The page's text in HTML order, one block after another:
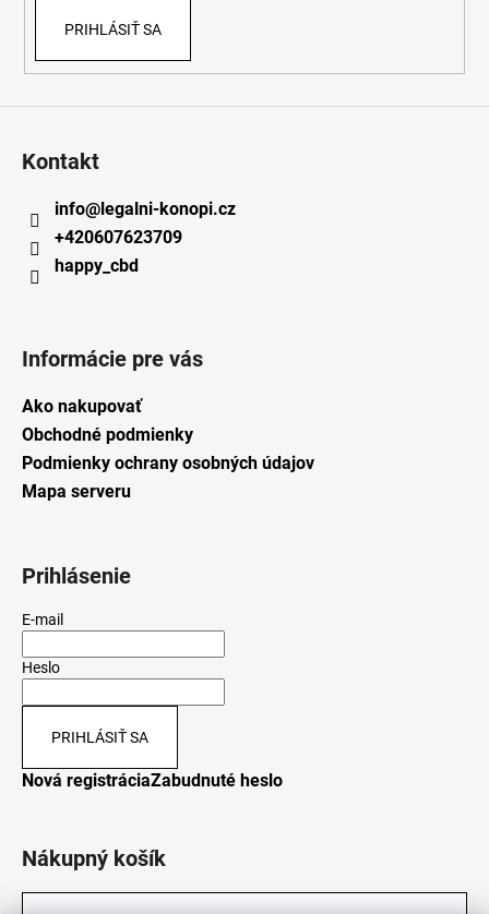
PRIHLÁSIŤ SA
Kontakt
info@legalni-konopi.cz
+420607623709
happy_cbd
Informácie pre vás
Ako nakupovať
Obchodné podmienky
Podmienky ochrany osobných údajov
Mapa serveru
Prihlásenie
E-mail
Heslo
PRIHLÁSIŤ SA
Nová registráciaZabudnuté heslo
Nákupný košík